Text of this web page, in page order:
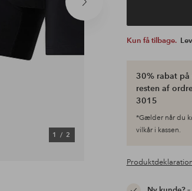
Næste
produkt
1/ 2
Kun få tilbage.
30% rabat på
resten af
3015
*Gælder når du
vilkår i kassen.